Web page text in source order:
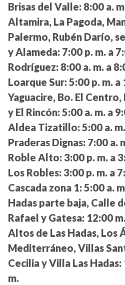
Brisas del Valle: 8:00 a.
Altamira, La Pagoda,
Palermo, Rubén Darío,
y Alameda: 7:00 p. m. a
Rodríguez: 8:00 a. m. a
Loarque Sur: 5:00 p. m. a
Yaguacire, Bo. El
y El Rincón: 5:00 a. m. a
Aldea Tizatillo: 5:00 a.
Praderas Dignas: 7:00 a.
Roble Alto: 3:00 p. m. a
Los Robles: 3:00 p. m. a
Cascada zona 1: 5:00 a.
Hadas parte baja, Calle
Rafael y Gatesa: 12:00
Altos de Las Hadas, Los
Mediterráneo, Villas
Cecilia y Villa Las Hadas:
m.